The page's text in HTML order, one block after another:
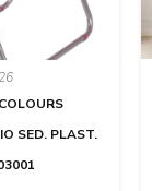
SED. PLAST.